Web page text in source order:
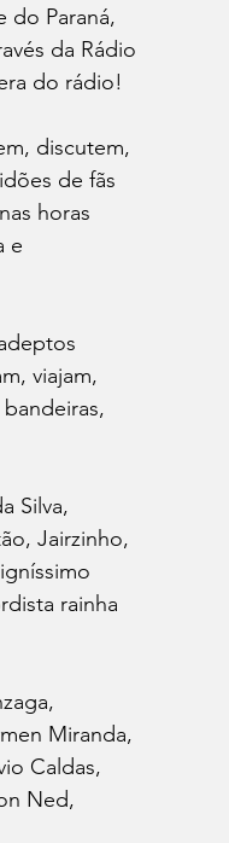
do Paraná,
da Rádio
do rádio!
discutem,
de fãs
horas
e
viajam,
Silva,
Jairzinho,
rainha
Miranda,
Caldas,
Ned,